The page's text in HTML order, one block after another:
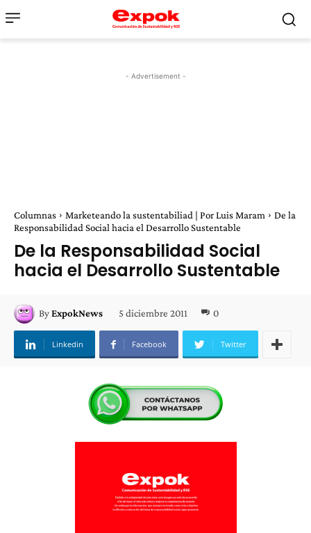
- Advertisement -
Columnas Marketeando la sustentabiliad | Por Luis Maram
De la
Responsabilidad Social hacia el Desarrollo Sustentable
De la Responsabilidad Social
hacia el Desarrollo Sustentable
ByExpokNews 5 diciembre 2011 0
Linkedin Facebook Twitter